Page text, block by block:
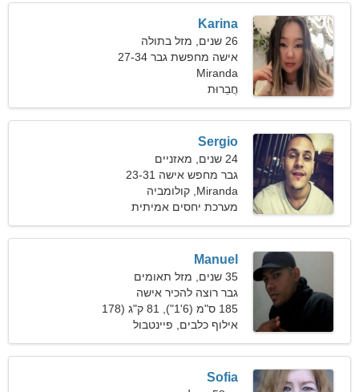
Karina
26 שנים, מזל בתולה
אישה מחפשת גבר 27-34
Miranda
חֲבֵרוּת
Sergio
24 שנים, מאזניים
גבר מחפש אישה 23-31
Miranda, קולומביה
מערכת יחסים אמיתית
Manuel
35 שנים, מזל תאומים
גבר רוצה להכיר אישה
185 ס"מ (6'1"), 81 ק"ג (178
פאונד)
אילוף כלבים, פיינטבול
Sofia